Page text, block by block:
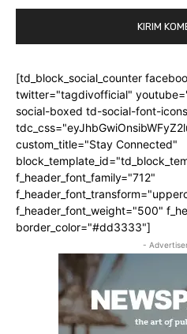
[td_block_social_counter
twitter="tagdivofficial"
social-boxed td-social-font-
custom_title="Stay Connected"
f_header_font_family="712"
f_header_font_weight="500"
border_color="#dd3333"]
-